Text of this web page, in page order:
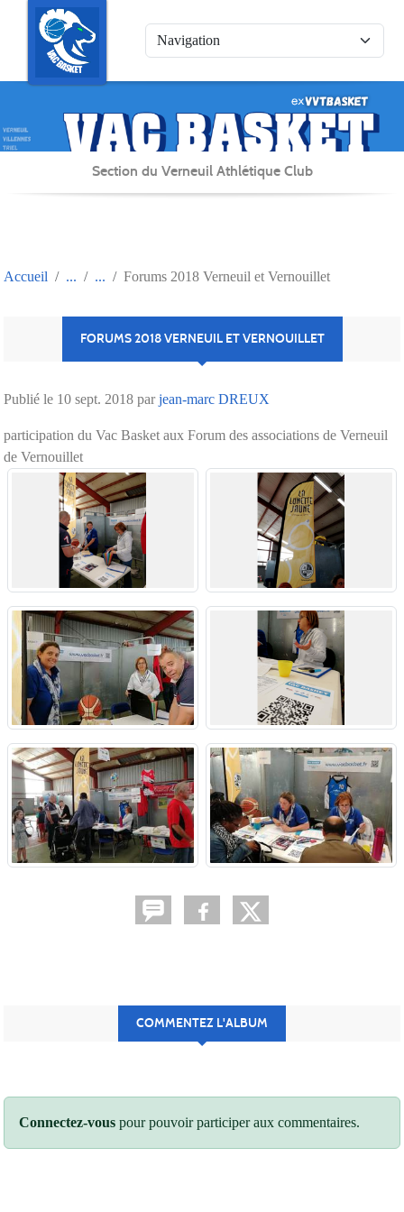
Section du Verneuil Athlétique Club
Accueil Forums 2018 Verneuil et Vernouillet
FORUMS 2018 VERNEUIL ET VERNOUILLET
Publié le 10 sept. 2018 parjean-marc DREUX
participation du Vac Basket aux Forum des associations de Verneuil
de Vernouillet
COMMENTEZ L'ALBUM
Connectez-vous pour pouvoir participer aux commentaires.
Panneau de gestion des cookies